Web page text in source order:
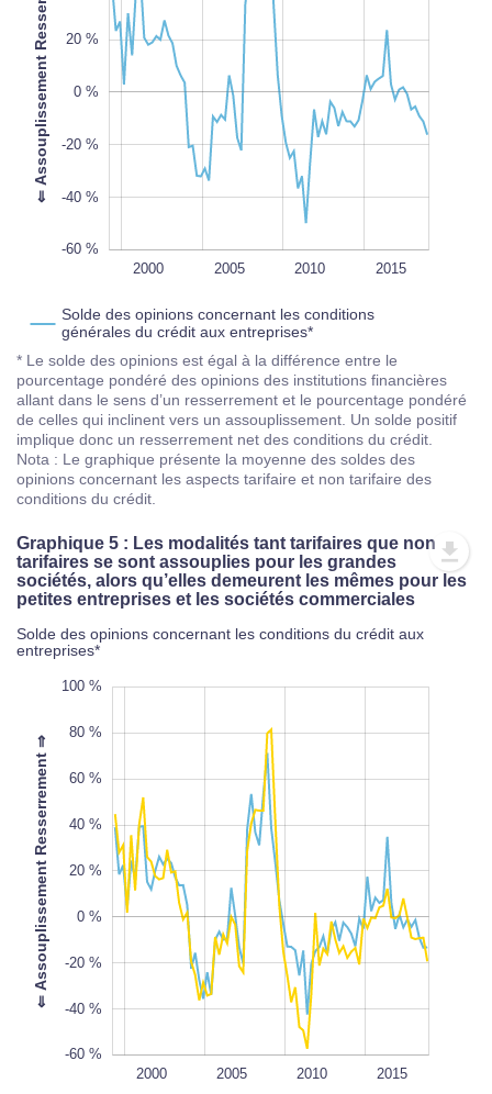
⇐ Assouplissement Resserrement ⇒ 20 %
0 %
-20 %
-40 %
-60 %
1995
2000 2005 2010 2015
2020
100%
Solde des opinions concernant les conditions
générales du crédit aux entreprises*
* Le solde des opinions est égal à la différence entre le
pourcentage pondéré des opinions des institutions financières
allant dans le sens d’un resserrement et le pourcentage pondéré
de celles qui inclinent vers un assouplissement. Un solde positif
implique donc un resserrement net des conditions du crédit.
Nota : Le graphique présente la moyenne des soldes des
opinions concernant les aspects tarifaire et non tarifaire des
conditions du crédit.
Graphique 5 : Les modalités tant tarifaires que non
tarifaires se sont assouplies pour les grandes
sociétés, alors qu’elles demeurent les mêmes pour les
petites entreprises et les sociétés commerciales
Solde des opinions concernant les conditions du crédit aux
entreprises*
⇐ Assouplissement Resserrement ⇒ 100 %
100 %
80 %
60 %
40 %
20 %
0 %
-20 %
-40 %
-60 %
1995
2000 2005 2010 2015
2020